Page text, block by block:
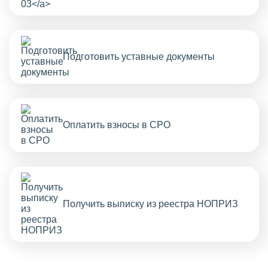
Подготовить уставные документы
Оплатить взносы в СРО
Получить выписку из реестра НОПРИЗ